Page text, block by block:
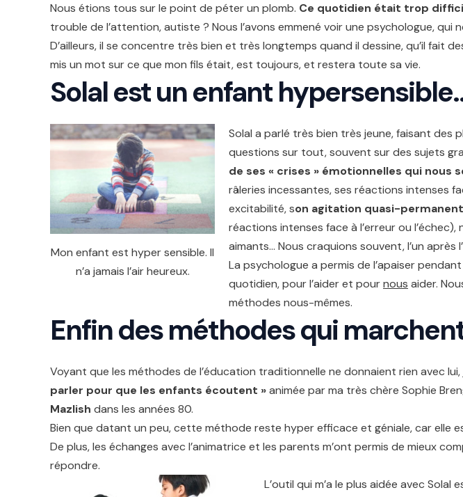
Nous étions tous sur le point de péter un plomb. Ce quotidien était trop
trouble de l’attention, autiste ? Nous l’avons emmené voir une psychologue,
D’ailleurs, il se concentre très bien et très longtemps quand il dessine, qu’il fait
mis un mot sur ce que mon fils était, est toujours, et restera toute sa vie.
Solal est un enfant
Mon enfant est hyper sensible. Il
n’a jamais l’air heureux.
Solal a parlé très bien très jeune, faisant des
questions sur tout, souvent sur des sujets
de ses « crises » émotionnelles qui
râleries incessantes, ses réactions intenses
excitabilité, son agitation quasi-
réactions intenses face à l’erreur ou
aimants… Nous craquions souvent, l’un après
La psychologue a permis de l’apaiser
quotidien, pour l’aider et pournous aider.
méthodes nous-mêmes.
Enfin des méthodesqui
Voyant que les méthodes de l’éducation traditionnelle ne donnaient rien avec
parler pour que les enfants écoutent »animée par ma très chère Sophie
Mazlish dans les années 80.
Bien que datant un peu, cette méthode reste hyper efficace et géniale, car
De plus, les échanges avec l’animatrice et les parents m’ont permis de mieux
répondre.
L’outil qui m’a le plus aidée avec Solal